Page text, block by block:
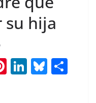
hija
Pi Li Bl